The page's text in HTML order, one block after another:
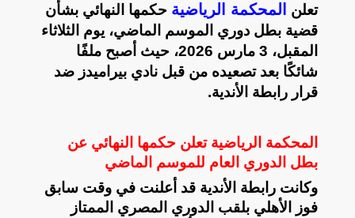
تعلن المحكمة الرياضية حكمها النهائي بشأن
قضية بطل دوري الموسم الماضي، يوم الثلاثاء
المقبل، 3 مارس 2026، حيث أصبح ملفًا
شائكًا بعد تصعيده من قبل نادي بيراميدز ضد
قرار رابطة الأندية.
المحكمة الرياضية تعلن حكمها النهائي عن
بطل الدوري العام للموسم الماضي
وكانت رابطة الأندية قد أعلنت في وقت سابق
فوز الأهلي بلقب الدوري المصري الممتاز